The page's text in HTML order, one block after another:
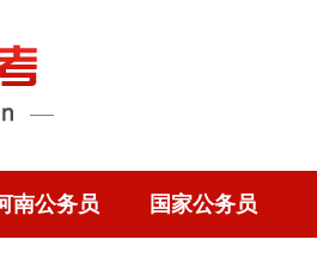
南公务员 国家公务员